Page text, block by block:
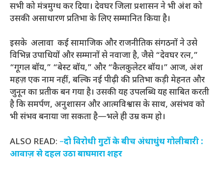
सभी को मंत्रमुग्ध कर दिया। देवघर जिला प्रशासन ने भी अंश को
उसकी असाधारण प्रतिभा के लिए सम्मानित किया है।
इसके अलावा कई सामाजिक और राजनीतिक संगठनों ने उसे
विभिन्न उपाधियों और सम्मानों से नवाजा है, जैसे “देवघर रत्न,”
“गूगल बॉय,” “बेस्ट बॉय,” और “कैलकुलेटर बॉय।” आज, अंश
महज़ एक नाम नहीं, बल्कि नई पीढ़ी की प्रतिभा कड़ी मेहनत और
जुनून का प्रतीक बन गया है। उसकी यह उपलब्धि यह साबित करती
है कि समर्पण, अनुशासन और आत्मविश्वास के साथ, असंभव को
भी संभव बनाया जा सकता है—भले ही उम्र कम हो।
ALSO READ: –दो विरोधी गुटों के बीच अंधाधुंध गोलीबारी :
आवाज़ से दहल उठा बाघमारा शहर